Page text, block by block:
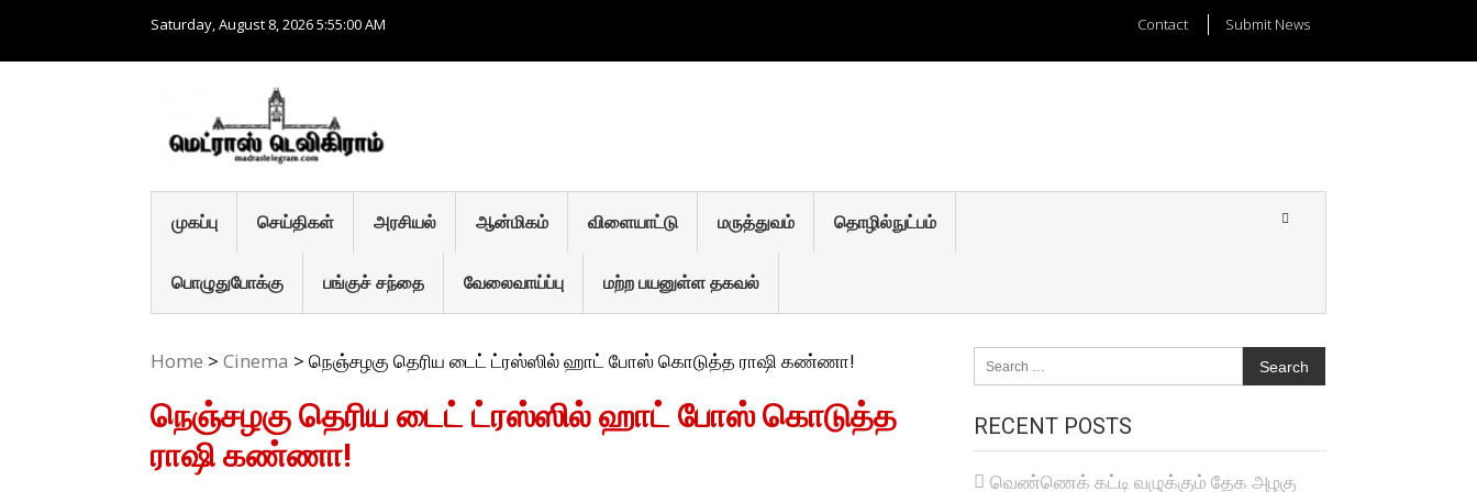
content
Saturday, August 8, 20265:55:01 AM Contact Submit News
முகப்பு செய்திகள் அரசியல் ஆன்மிகம் விளையாட்டு மரு‌த்துவ‌ம் தொ‌ழி‌ல்நு‌ட்ப‌ம்
பொழுதுபோக்கு பங்குச் சந்தை வேலைவாய்ப்பு மற்ற பயனுள்ள தகவல்
Home > Cinema > நெஞ்சழகு தெரிய டைட் ட்ரஸ்ஸில் ஹாட் போஸ் கொடுத்த ராஷி கண்ணா!
நெஞ்சழகு தெரிய டைட் ட்ரஸ்ஸில் ஹாட் போஸ் கொடுத்த
ராஷி கண்ணா!
for:
RECENT POSTS
வெண்ணெக் கட்டி வழுக்கும் தேக அழகு